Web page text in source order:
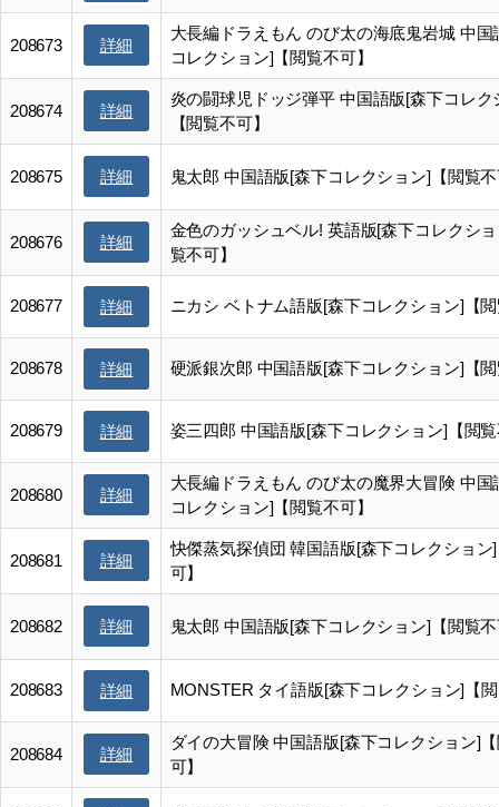
208673 詳細
大長編ドラえもん のび太の海底鬼岩城 中国
コレクション]【閲覧不可】
208674 詳細
炎の闘球児ドッジ弾平 中国語版[森下コレク
【閲覧不可】
208675 詳細 鬼太郎 中国語版[森下コレクション]【閲覧
208676 詳細
金色のガッシュベル! 英語版[森下コレクシ
覧不可】
208677 詳細 ニカシ ベトナム語版[森下コレクション]【
208678 詳細 硬派銀次郎 中国語版[森下コレクション]【
208679 詳細 姿三四郎 中国語版[森下コレクション]【閲
208680 詳細
大長編ドラえもん のび太の魔界大冒険 中国
コレクション]【閲覧不可】
208681 詳細
快傑蒸気探偵団 韓国語版[森下コレクション
可】
208682 詳細 鬼太郎 中国語版[森下コレクション]【閲覧
208683 詳細 MONSTER タイ語版[森下コレクション]【
208684 詳細
ダイの大冒険 中国語版[森下コレクション]
可】